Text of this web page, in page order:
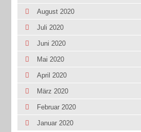
August 2020
Juli 2020
Juni 2020
Mai 2020
April 2020
März 2020
Februar 2020
Januar 2020